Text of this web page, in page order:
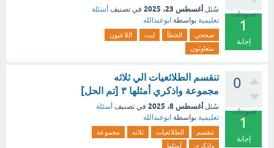
تصويتات
1
إجابة
سُئل أغسطس 23، 2025 في تصنيف أسئلة
تعليمية بواسطة ابوعبدالله
صححي الخطاً ليت
اللاعبون
متعاونَون
0
تصويتات
1
إجابة
تنقسم الطلائعيات الي ثلاثه
مجموعة واذكري أمثلها ٣ [تم الحل]
سُئل أغسطس 8، 2025 في تصنيف أسئلة
تعليمية بواسطة ابوعبدالله
تنقسم الطلائعيات ثلاثه
مجموعة
واذكري
أمثلها